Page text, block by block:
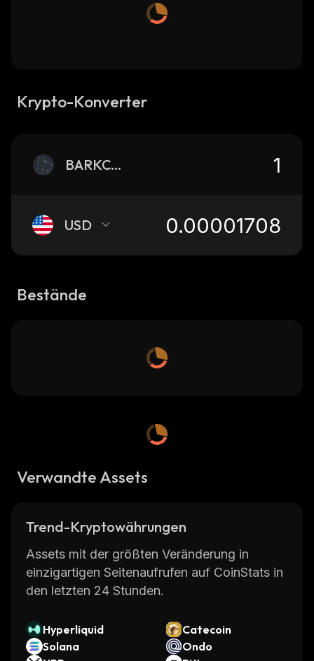
Krypto-Konverter
BARKCOIN
USD
Bestände
Verwandte Assets
Trend-Kryptowährungen
Assets mit der größten Veränderung in
einzigartigen Seitenaufrufen auf CoinStats in
den letzten 24 Stunden.
Hyperliquid
Catecoin
Solana
Ondo